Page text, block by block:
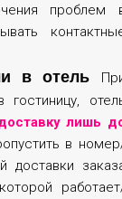
проблем
в отель
гостиницу,
лишь
в
доставки